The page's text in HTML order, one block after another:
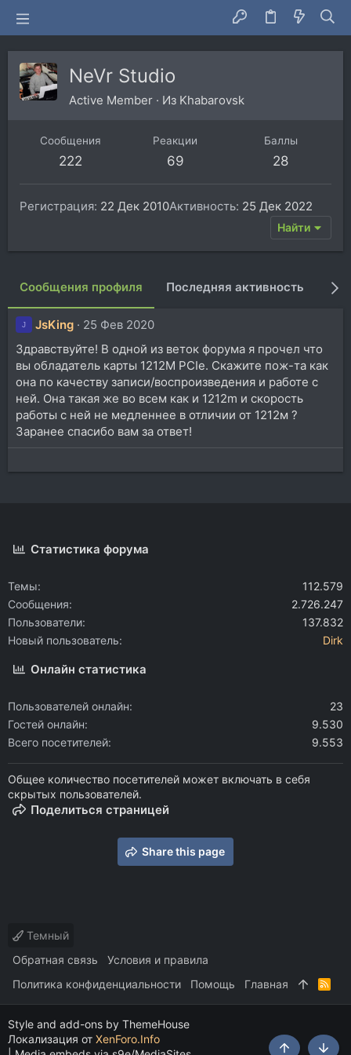
NeVr Studio
Active Member · Из Khabarovsk
Сообщения
222
Реакции
69
Баллы
28
Регистрация 22 Дек 2010Активность 25 Дек 2022
Найти
Сообщения профиля Последняя активность
J JsKing
25 Фев 2020
Здравствуйте! В одной из веток форума я прочел что
вы обладатель карты 1212M PCIe. Скажите пож-та как
она по качеству записи/воспроизведения и работе с
ней. Она такая же во всем как и 1212m и скорость
работы с ней не медленнее в отличии от 1212м ?
Заранее спасибо вам за ответ!
Статистика форума
Темы
112.579
Сообщения
2.726.247
Пользователи
137.832
Новый пользователь
Dirk
Онлайн статистика
Пользователей онлайн
23
Гостей онлайн
9.530
Всего посетителей
9.553
Общее количество посетителей может включать в себя
скрытых пользователей.
Поделиться страницей
Share this page
Темный
Обратная связь
Условия и правила
Политика конфиденциальности
Помощь Главная
R
Style and add-ons by ThemeHouse
Локализация от XenForo.Info